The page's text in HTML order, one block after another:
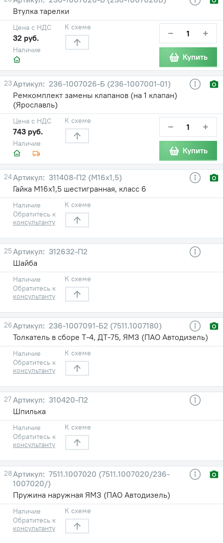
Втулка тарелки
Наличие
Цена с НДС
32 руб.
К схеме − +
Купить
23
236-1007026-Б (236-1007001-01)
Ремкомплект замены клапанов (на 1 клапан)
(Ярославль)
Наличие
Цена с НДС
743 руб.
К схеме − +
Купить
24
311408-П2 (М16х1,5)
Гайка М16х1,5 шестигранная, класс 6
Наличие
Обратитесь к
консультанту
К схеме
25
312632-П2
Шайба
Наличие
Обратитесь к
консультанту
К схеме
26
236-1007091-Б2 (7511.1007180)
Толкатель в сборе Т-4, ДТ-75, ЯМЗ (ПАО Автодизель)
Наличие
Обратитесь к
консультанту
К схеме
27
310420-П2
Шпилька
Наличие
Обратитесь к
консультанту
К схеме
28
7511.1007020 (7511.1007020/236-
1007020/)
Пружина наружная ЯМЗ (ПАО Автодизель)
Наличие
Обратитесь к
консультанту
К схеме